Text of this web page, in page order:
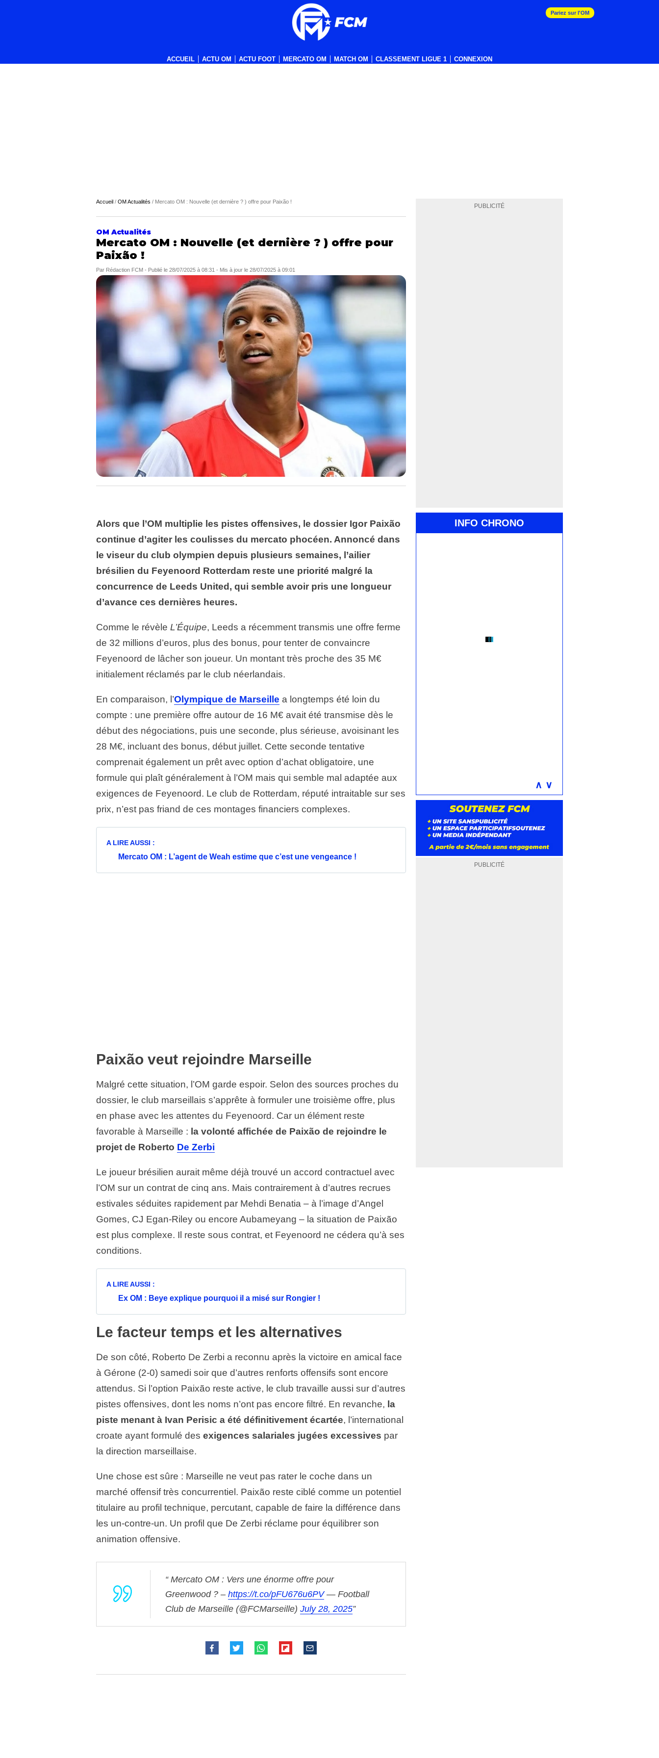
ACCUEIL ACTU OM ACTU FOOT MERCATO OM MATCH OM CLASSEMENT LIGUE 1 CONNEXION
Pariez sur l'OM
PUBLICITÉ
INFO CHRONO
∧ ∨
PUBLICITÉ
Accueil / OM Actualités / Mercato OM : Nouvelle (et dernière ? ) offre pour Paixão !
OM Actualités
Mercato OM : Nouvelle (et dernière ? ) offre pour
Paixão !
Par Rédaction FCM - Publié le 28/07/2025 à 08:31 - Mis à jour le 28/07/2025 à 09:01
Alors que l’OM multiplie les pistes offensives, le dossier Igor Paixão
continue d’agiter les coulisses du mercato phocéen. Annoncé dans
le viseur du club olympien depuis plusieurs semaines, l’ailier
brésilien du Feyenoord Rotterdam reste une priorité malgré la
concurrence de Leeds United, qui semble avoir pris une longueur
d’avance ces dernières heures.
Comme le révèle L’Équipe, Leeds a récemment transmis une offre ferme
de 32 millions d’euros, plus des bonus, pour tenter de convaincre
Feyenoord de lâcher son joueur. Un montant très proche des 35 M€
initialement réclamés par le club néerlandais.
En comparaison, l’Olympique de Marseille a longtemps été loin du
compte : une première offre autour de 16 M€ avait été transmise dès le
début des négociations, puis une seconde, plus sérieuse, avoisinant les
28 M€, incluant des bonus, début juillet. Cette seconde tentative
comprenait également un prêt avec option d’achat obligatoire, une
formule qui plaît généralement à l’OM mais qui semble mal adaptée aux
exigences de Feyenoord. Le club de Rotterdam, réputé intraitable sur ses
prix, n’est pas friand de ces montages financiers complexes.
A LIRE AUSSI :
Mercato OM : L’agent de Weah estime que c’est une vengeance !
Paixão veut rejoindre Marseille
Malgré cette situation, l’OM garde espoir. Selon des sources proches du
dossier, le club marseillais s’apprête à formuler une troisième offre, plus
en phase avec les attentes du Feyenoord. Car un élément reste
favorable à Marseille : la volonté affichée de Paixão de rejoindre le
projet de Roberto De Zerbi
Le joueur brésilien aurait même déjà trouvé un accord contractuel avec
l’OM sur un contrat de cinq ans. Mais contrairement à d’autres recrues
estivales séduites rapidement par Mehdi Benatia – à l’image d’Angel
Gomes, CJ Egan-Riley ou encore Aubameyang – la situation de Paixão
est plus complexe. Il reste sous contrat, et Feyenoord ne cédera qu’à ses
conditions.
A LIRE AUSSI :
Ex OM : Beye explique pourquoi il a misé sur Rongier !
Le facteur temps et les alternatives
De son côté, Roberto De Zerbi a reconnu après la victoire en amical face
à Gérone (2-0) samedi soir que d’autres renforts offensifs sont encore
attendus. Si l’option Paixão reste active, le club travaille aussi sur d’autres
pistes offensives, dont les noms n’ont pas encore filtré. En revanche, la
piste menant à Ivan Perisic a été définitivement écartée, l’international
croate ayant formulé des exigences salariales jugées excessives par
la direction marseillaise.
Une chose est sûre : Marseille ne veut pas rater le coche dans un
marché offensif très concurrentiel. Paixão reste ciblé comme un potentiel
titulaire au profil technique, percutant, capable de faire la différence dans
les un-contre-un. Un profil que De Zerbi réclame pour équilibrer son
animation offensive.
Mercato OM : Vers une énorme offre pour
Greenwood ? – https://t.co/pFU676u6PV — Football
Club de Marseille (@FCMarseille) July 28, 2025